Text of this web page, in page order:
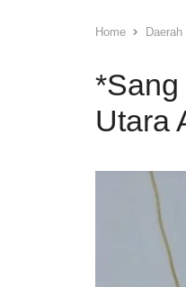
Home Daerah
*Sang
Utara